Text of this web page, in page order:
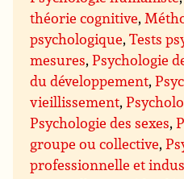
théorie cognitive,
psychologique,Tests
mesures,Psychologie
du développement,
vieillissement,
Psychologie des sexes,
groupe ou collective,
professionnelle et